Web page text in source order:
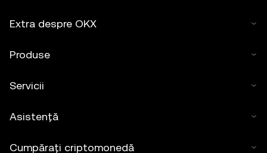
Extra despre OKX
Produse
Servicii
Asistență
Cumpărați criptomonedă